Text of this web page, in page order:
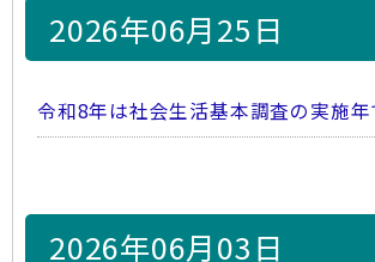
2026年06月25日
令和8年は社会生活基本調査の実施年
2026年06月03日